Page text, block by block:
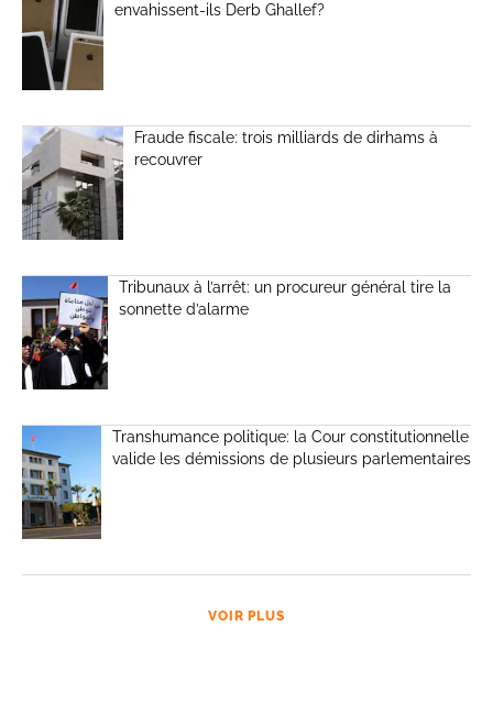
envahissent-ils Derb Ghallef?
Fraude fiscale: trois milliards de dirhams à
recouvrer
Tribunaux à l’arrêt: un procureur général tire la
sonnette d’alarme
Transhumance politique: la Cour constitutionnelle
valide les démissions de plusieurs parlementaires
VOIR PLUS